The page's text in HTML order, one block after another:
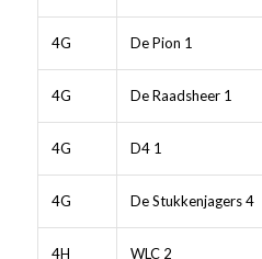
4G De Pion 1
4G De Raadsheer 1
4G D4 1
4G De Stukkenjagers 4
4H WLC 2